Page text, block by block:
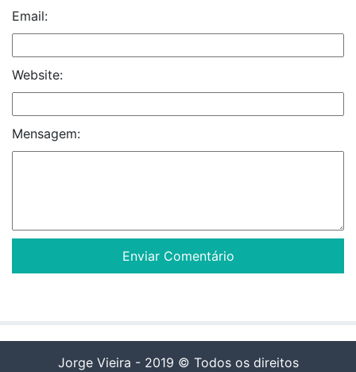
Email:
Website:
Mensagem:
Jorge Vieira - 2019 © Todos os direitos